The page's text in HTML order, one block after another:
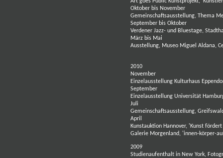
Oktober bis November
Gemeinschaftsausstellung, Thema
September bis Oktober
Verdener Jazz- und Bluestage,
März bis Mai
Ausstellung, Museo Miguel Aldana,
2010
November
Einzelausstellung Kulturhaus
September
Einzelausstellung Universität
Juli
Gemeinschaftsausstellung,
April
Kunstauktion Hannover, 'Kunst
Galerie Morgenland, 'innen-körper-
2009
Studienaufenthalt in New York,